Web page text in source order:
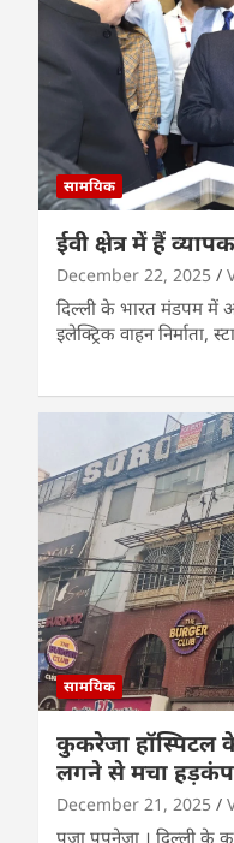
सामयिक
ईवी क्षेत्र में हैं
December 22, 2025
दिल्ली के भारत मंडपम में
इलेक्ट्रिक वाहन निर्माता,
सामयिक
कुकरेजा हॉस्पिटल
लगने से मचा
December 21, 2025
पूजा पपनेजा । दिल्ली के